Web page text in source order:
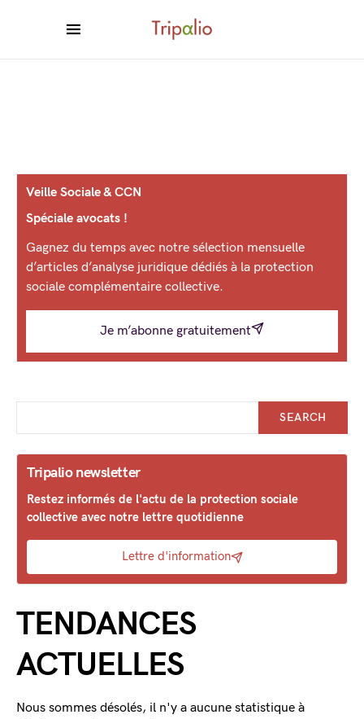
Veille Sociale & CCN
Spéciale avocats !
Gagnez du temps avec notre sélection mensuelle
d’articles d’analyse juridique dédiés à la protection
sociale complémentaire collective.
Je m’abonne gratuitement
SEARCH
Tripalio newsletter
Restez informés de l'actu de la protection sociale
collective avec notre lettre quotidienne
Lettre d'information
TENDANCES
ACTUELLES
Nous sommes désolés, il n'y a aucune statistique à